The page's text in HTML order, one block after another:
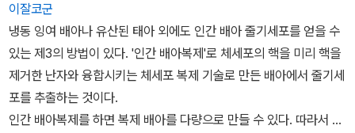
이잘코군
냉동 잉여 배아나 유산된 태아 외에도 인간 배아 줄기세포를 얻을 수
있는 제3의 방법이 있다. '인간 배아복제'로 체세포의 핵을 미리 핵을
제거한 난자와 융합시키는 체세포 복제 기술로 만든 배아에서 줄기세
포를 추출하는 것이다.
인간 배아복제를 하면 복제 배아를 다량으로 만들 수 있다. 따라서 복